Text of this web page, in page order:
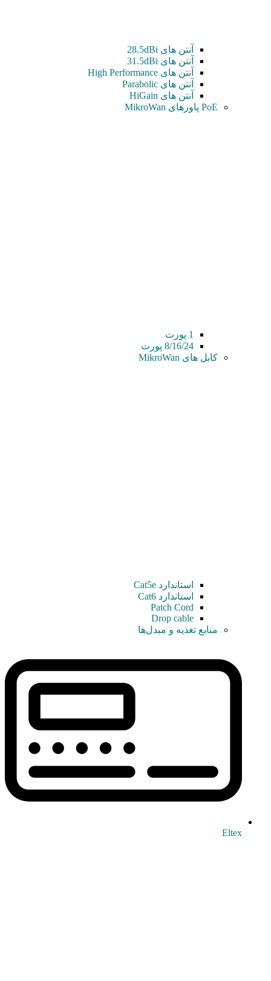
آنتن های 28.5dBi
آنتن های 31.5dBi
آنتن های High Performance
آنتن های Parabolic
آنتن های HiGain
PoE پاورهای MikroWan
1 پورت
8/16/24 پورت
کابل های MikroWan
استاندارد Cat5e
استاندارد Cat6
Patch Cord
Drop cable
منابع تغذیه و مبدل‌ها
Eltex